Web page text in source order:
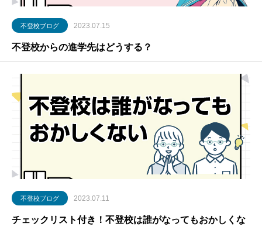
不登校ブログ 2023.07.15
不登校からの進学先はどうする？
不登校ブログ 2023.07.11
チェックリスト付き！不登校は誰がなってもおかしくな